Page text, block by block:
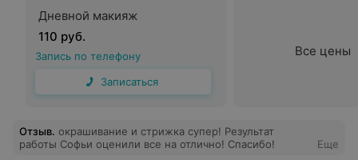
Дневной макияж
110 руб.
Запись по телефону
Записаться
Все цены
Отзыв. окрашивание и стрижка супер! Результат
работы Софьи оценили все на отлично! Спасибо!
Еще